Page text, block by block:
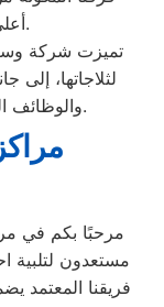
أعلى مستويات الجودة والاحترافية.
تميزت شركة
لثلاجاتها، إلى
والوظائف المتقدمة، مما يجعلها خيارًا مميزًا للأسر.
مرحبًا بكم في
مستعدون لتلبية
فريقنا المعتمد